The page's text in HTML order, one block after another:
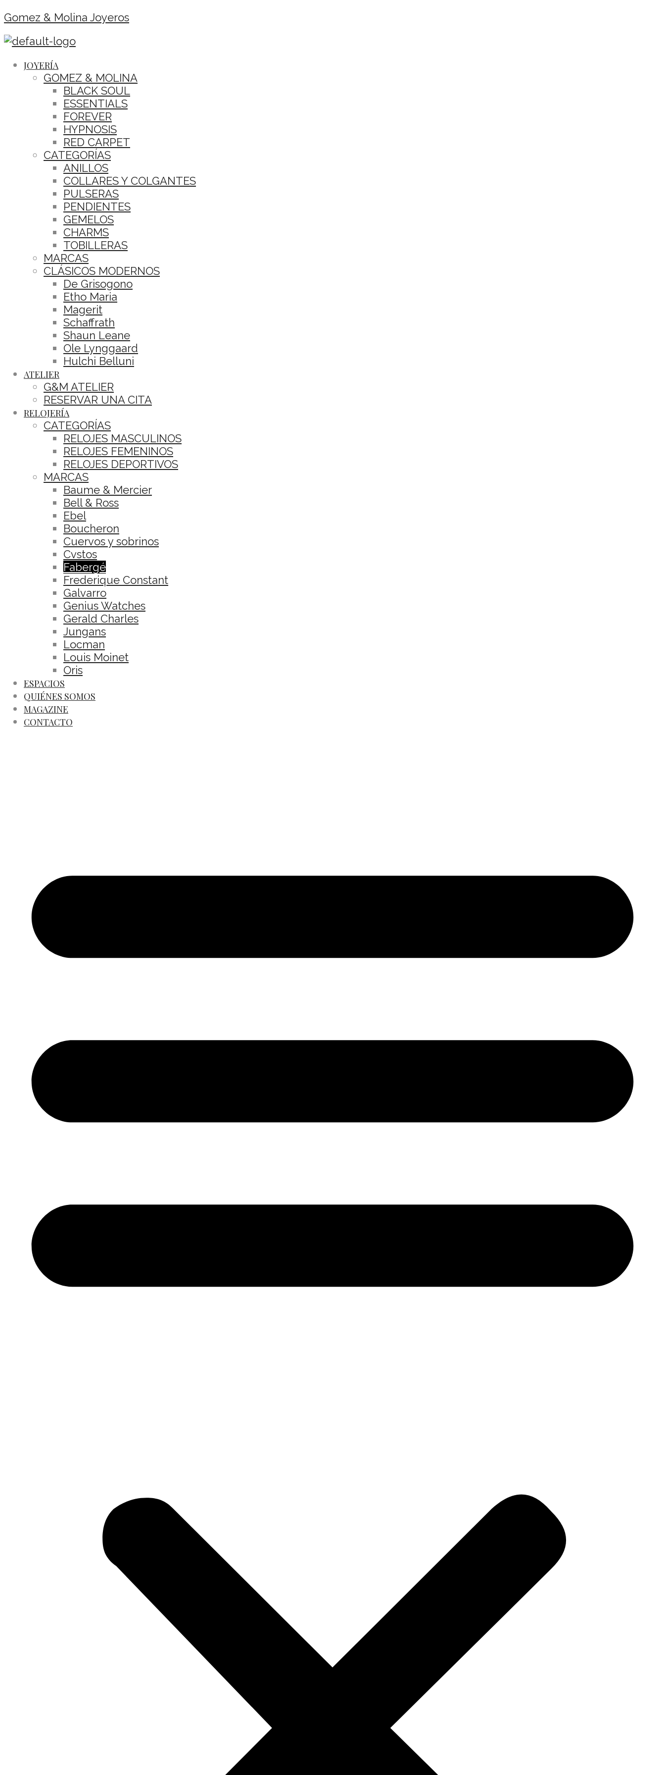
Gomez & Molina Joyeros
JOYERÍA
GOMEZ & MOLINA
BLACK SOUL
ESSENTIALS
FOREVER
HYPNOSIS
RED CARPET
CATEGORÍAS
ANILLOS
COLLARES Y COLGANTES
PULSERAS
PENDIENTES
GEMELOS
CHARMS
TOBILLERAS
MARCAS
CLÁSICOS MODERNOS
De Grisogono
Etho Maria
Magerit
Schaffrath
Shaun Leane
Ole Lynggaard
Hulchi Belluni
ATELIER
G&M ATELIER
RESERVAR UNA CITA
RELOJERÍA
CATEGORÍAS
RELOJES MASCULINOS
RELOJES FEMENINOS
RELOJES DEPORTIVOS
MARCAS
Baume & Mercier
Bell & Ross
Ebel
Boucheron
Cuervos y sobrinos
Cvstos
Fabergé
Frederique Constant
Galvarro
Genius Watches
Gerald Charles
Jungans
Locman
Louis Moinet
Oris
ESPACIOS
QUIÉNES SOMOS
MAGAZINE
CONTACTO